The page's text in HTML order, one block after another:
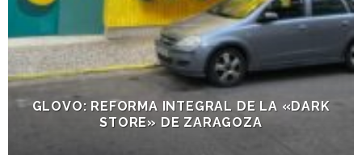
GLOVO: REFORMA INTEGRAL DE LA «DARK
STORE» DE ZARAGOZA